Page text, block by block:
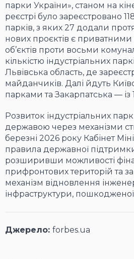
парки України», станом на
реєстрі було зареєстровано
парків, з яких 27 додали
нових проєктів є приватними
об’єктів проти восьми
кількістю індустріальних
Львівська область, де
майданчиків. Далі йдуть
парками та Закарпатська — із
Розвиток індустріальних
державою через механізми
березні 2026 року Кабінет
правила державної
розширивши можливості
прифронтових територій та
механізм відновлення
інфраструктури, пошкодженої
Джерело: forbes.ua